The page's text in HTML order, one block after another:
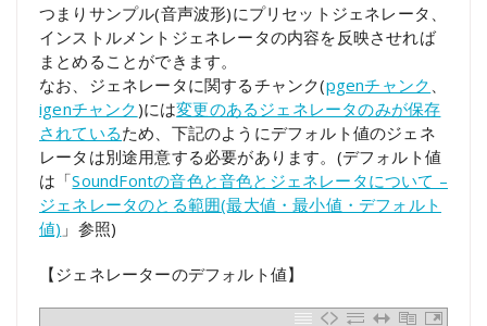
つまりサンプル(音声波形)にプリセットジェネレータ、
インストルメントジェネレータの内容を反映させれば
まとめることができます。
なお、ジェネレータに関するチャンク(pgenチャンク
igenチャンク)には変更のあるジェネレータのみが保存
されているため、下記のようにデフォルト値のジェネ
レータは別途用意する必要があります。(デフォルト値
は「SoundFontの音色と音色とジェネレータについて –
ジェネレータのとる範囲(最大値・最小値・デフォルト
値) 」参照)
【ジェネレーターのデフォルト値】